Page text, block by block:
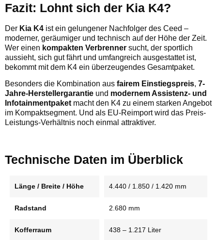
Fazit: Lohnt sich der Kia K4?
Der Kia K4 ist ein gelungener Nachfolger des Ceed –
moderner, geräumiger und technisch auf der Höhe der Zeit.
Wer einen kompakten Verbrenner sucht, der sportlich
aussieht, sich gut fährt und umfangreich ausgestattet ist,
bekommt mit dem K4 ein überzeugendes Gesamtpaket.
Besonders die Kombination aus fairem Einstiegspreis, 7-
Jahre-Herstellergarantie und modernem Assistenz- und
Infotainmentpaket macht den K4 zu einem starken Angebot
im Kompaktsegment. Und als EU-Reimport wird das Preis-
Leistungs-Verhältnis noch einmal attraktiver.
Technische Daten im Überblick
Länge / Breite / Höhe 4.440 / 1.850 / 1.420 mm
Radstand 2.680 mm
Kofferraum 438 – 1.217 Liter